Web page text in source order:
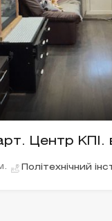
Центр КПІ.
Політехнічний